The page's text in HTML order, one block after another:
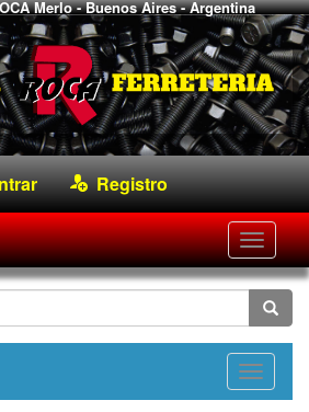
Merlo - Buenos Aires - Argentina
Registro